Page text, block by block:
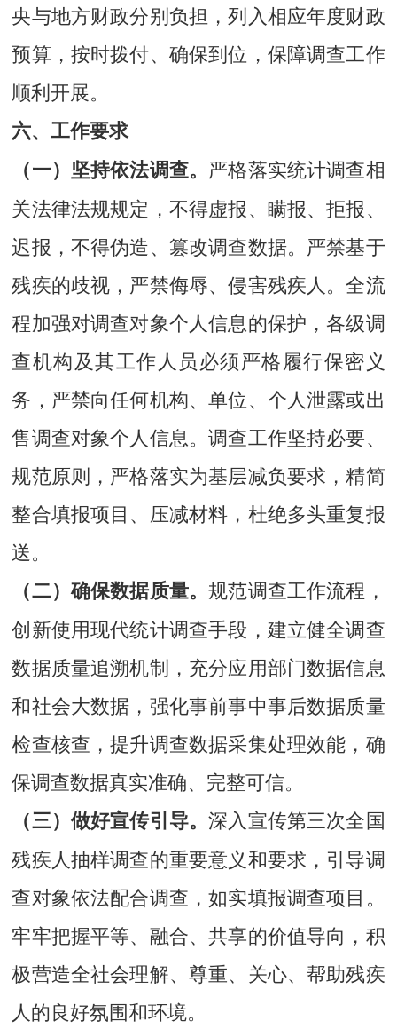
央与地方财政分别负担，列入相应年度财政
预算，按时拨付、确保到位，保障调查工作
顺利开展。
六、工作要求
（一）坚持依法调查。 严格落实统计调查相
关法律法规规定，不得虚报、瞒报、拒报、
迟报，不得伪造、篡改调查数据。严禁基于
残疾的歧视，严禁侮辱、侵害残疾人。全流
程加强对调查对象个人信息的保护，各级调
查机构及其工作人员必须严格履行保密义
务，严禁向任何机构、单位、个人泄露或出
售调查对象个人信息。调查工作坚持必要、
规范原则，严格落实为基层减负要求，精简
整合填报项目、压减材料，杜绝多头重复报
送。
（二）确保数据质量。规范调查工作流程，
创新使用现代统计调查手段，建立健全调查
数据质量追溯机制，充分应用部门数据信息
和社会大数据，强化事前事中事后数据质量
检查核查，提升调查数据采集处理效能，确
保调查数据真实准确、完整可信。
（三）做好宣传引导。深入宣传第三次全国
残疾人抽样调查的重要意义和要求，引导调
查对象依法配合调查，如实填报调查项目。
牢牢把握平等、融合、共享的价值导向，积
极营造全社会理解、尊重、关心、帮助残疾
人的良好氛围和环境。